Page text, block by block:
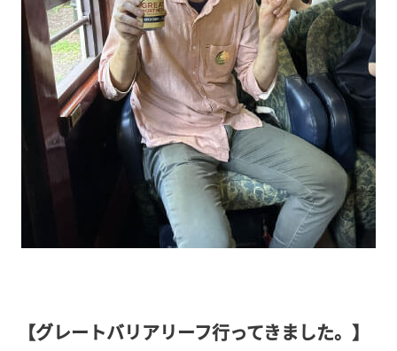
【グレートバリアリーフ行ってきました。】